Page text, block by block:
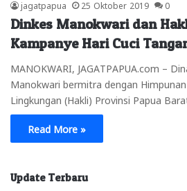
jagatpapua 25 Oktober 2019 0
Dinkes Manokwari dan
Kampanye Hari Cuci
MANOKWARI, JAGATPAPUA.com –
Manokwari bermitra dengan
Lingkungan (Hakli) Provinsi Papua
Read More »
Update Terbaru